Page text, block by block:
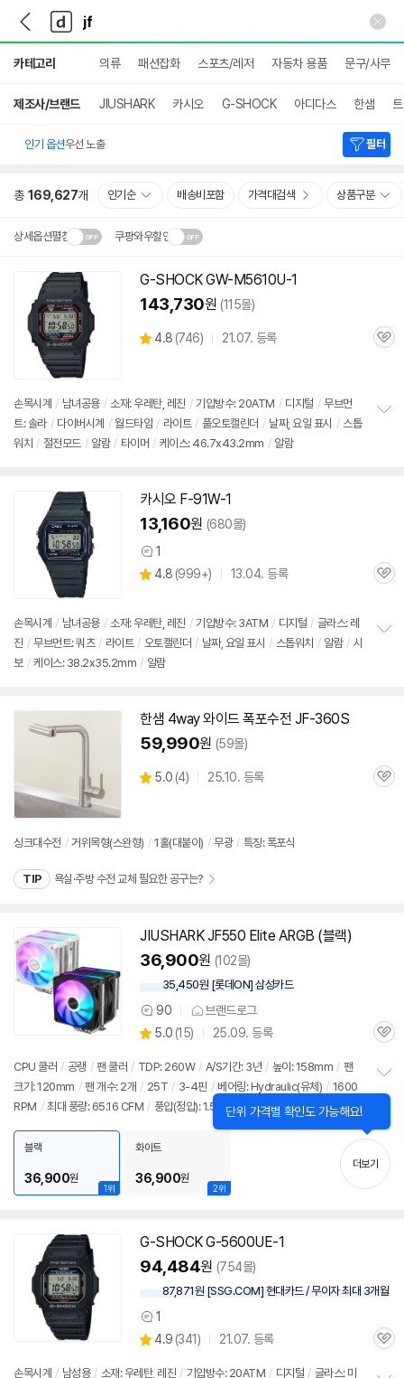
다
나
와
가
기
다
와
메
인
카테고리 의류 패션잡화 스포츠/레저 자동차 용품 문구/사무
제조사/브랜드 JIUSHARK 카시오 G-SHOCK 아디다스 한샘
인기 옵션우선 노출 필터
총 169,627개 인기순 배송비포함 가격대검색 상품구분
상세옵션펼침 쿠팡와우할인
설치 환경·지역에 따라
배송·설치비가 달라집니다.
기
G-SHOCK GW-M5610U-1
143,730원 (115몰)
별
4.8 (상
뷰
746) 21.07. 등록
관
손목시계 / 남녀공용 / 소재: 우레탄, 레진 / 기압방수: 20ATM / 디지털 / 무브먼
트: 솔라 / 다이버시계 / 월드타임 / 라이트 / 풀오토캘린더 / 날짜, 요일 표시 / 스톱
워치 / 절전모드 / 알람 / 타이머 / 케이스: 46.7x43.2mm / 알람
카시오 F-91W-1
13,160원 (680몰)
상
품
1
별
4.8 (상
뷰
999+) 13.04. 등록
관
손목시계 / 남녀공용 / 소재: 우레탄, 레진 / 기압방수: 3ATM / 디지털 / 글라스: 레
진 / 무브먼트: 쿼츠 / 라이트 / 오토캘린더 / 날짜, 요일 표시 / 스톱워치 / 알람 / 시
보 / 케이스: 38.2x35.2mm / 알람
한샘 4way 와이드 폭포수전 JF-360S
59,990원 (59몰)
별
5.0 (상
뷰
4) 25.10. 등록
관
싱크대수전 / 거위목형(스완형) / 1홀(대붙이) / 무광 / 특징: 폭포식
TIP 욕실·주방 수전 교체 필요한 공구는?
JIUSHARKJF550 Elite ARGB (블랙)
36,900원 (102몰)
35,450원 [롯데ON] 삼성카드
상
품
견
90 브랜드로그
별
점
5.0 (상
리
뷰
15) 25.09. 등록
관
CPU 쿨러 / 공랭 / 팬 쿨러 / TDP: 260W / A/S기간: 3년 / 높이: 158mm / 팬
크기: 120mm / 팬 개수: 2개 / 25T / 3-4핀 / 베어링: Hydraulic(유체) / 1600
RPM / 최대 풍량: 65.16 CFM / 풍압(정압): 1.53mmH₂O / RGB / LED 라이트
써멀유형: 주사기형
정
펼
기
1위
블랙
36,900원
2위
화이트
36,900원
더보기
G-SHOCK G-5600UE-1
94,484원 (754몰)
87,871원 [SSG.COM] 현대카드 / 무이자 최대 3개월
상
품
견
1
별
점
4.9 (상
341) 21.07. 등록
관
손목시계 / 남성용 / 소재: 우레탄, 레진 / 기압방수: 20ATM / 디지털 / 글라스: 미